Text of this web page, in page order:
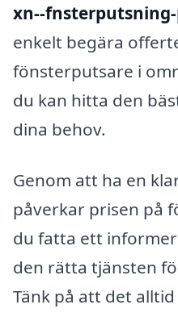
xn--fnsterputsning-
enkelt begära
fönsterputsare i
du kan hitta den
dina behov.
Genom att ha en
påverkar prisen på
du fatta ett
den rätta tjänsten
Tänk på att det